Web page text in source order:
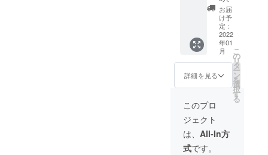
ルにて
ご連絡
いたし
ます ※
有効期
2021年
12月4
3月31日
のメッ
セージ
しま
す。日
本語訳
付き、
質問
OK！ ※
開催は
2021年
1月の週
ち複数
回を予
定して
おりま
シャツ
＋ オリ
ジナル
キャン
バス
バッ
グ】 ・
ウォン
博士に
BSBCC
のバー
チャル
ツアー
に参
加！ リ
お届
け予
定：
2022
年01
月
詳細を見る
こ
の
リ
タ
ー
ン
を
選
択
す
る
このプロ
ジェクト
は、 All-In方
式です。